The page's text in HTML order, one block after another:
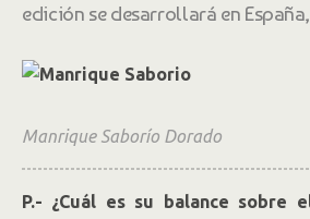
edición se desarrollará en
Manrique Saborío Dorado
P.- ¿Cuál es su balance sobre